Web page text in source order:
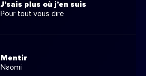
J’sais plus où j’en suis
Pour tout vous dire
Mentir
Naomi